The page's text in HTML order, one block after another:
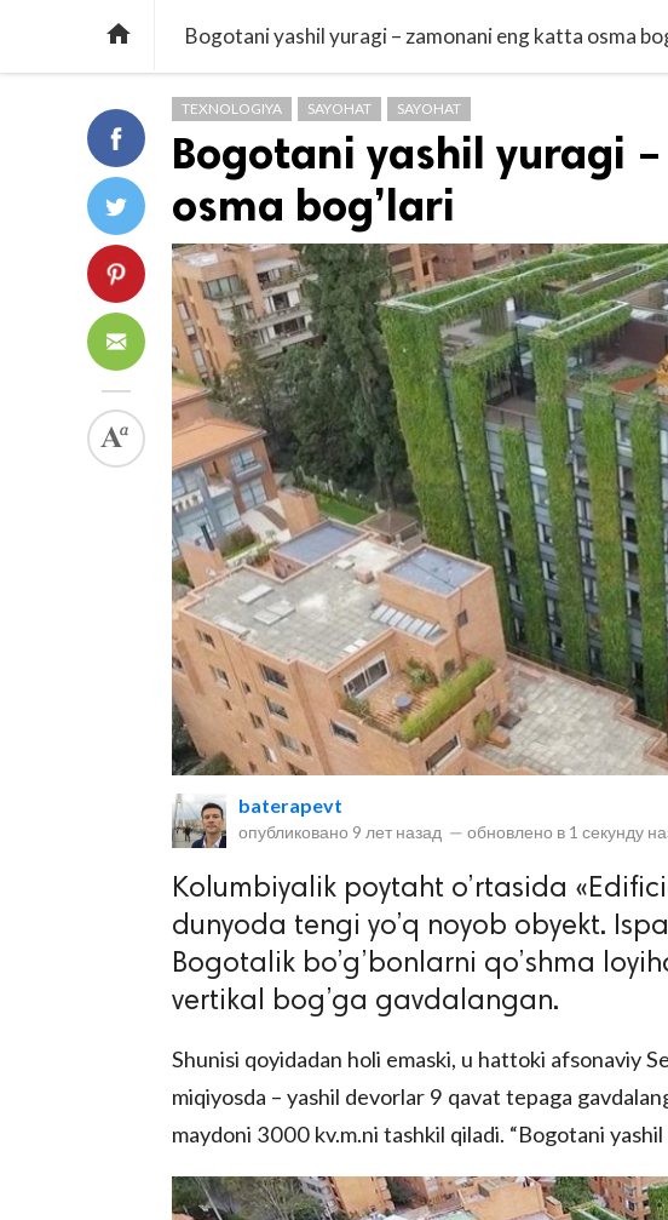
 Bogotani yashil yuragi – zamonani eng katta osma
TEXNOLOGIYA SAYOHAT SAYOHAT
Bogotani yashil yuragi
osma bog’lari
baterapevt
опубликовано 9 лет назад — обновлено в 1 секунду
Kolumbiyalik poytaht o’rtasida
dunyoda tengi yo’q noyob obyekt.
Bogotalik bo’g’bonlarni qo’shma
vertikal bog’ga gavdalangan.
Shunisi qoyidadan holi emaski, u hattoki afsonaviy
miqiyosda – yashil devorlar 9 qavat tepaga
maydoni 3000 kv.m.ni tashkil qiladi. “Bogotani